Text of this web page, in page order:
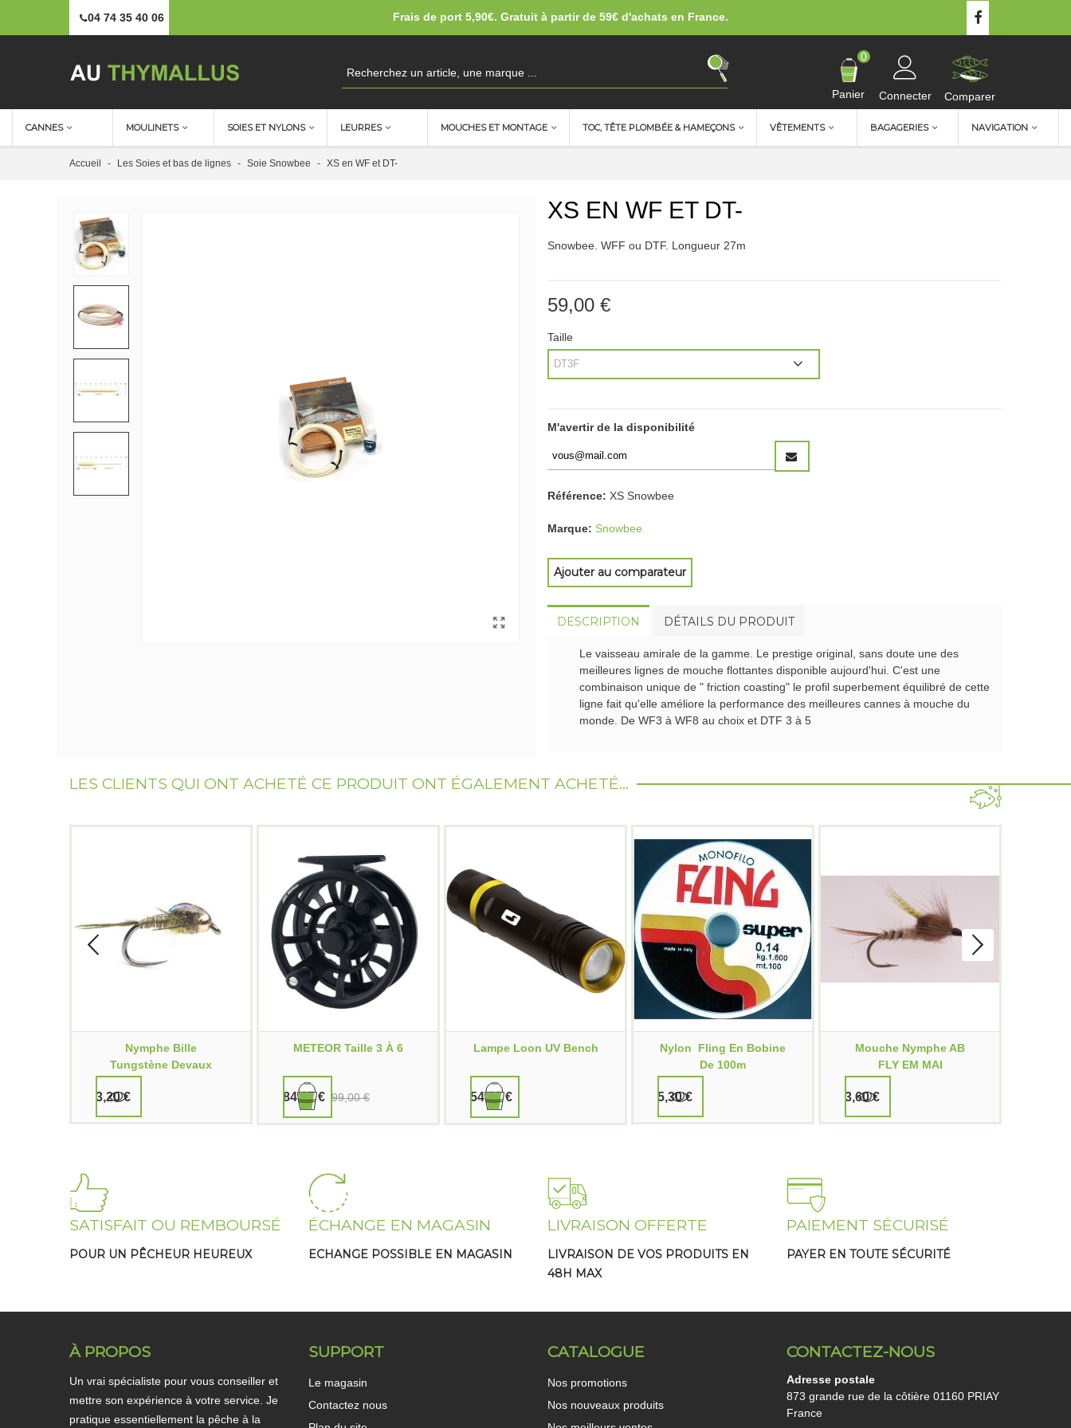
04 74 35 40 06 Frais de port 5,90€. Gratuit à partir de 59€ d'achats en France.
Panier
0
Connecter Comparer
CANNES MOULINETS SOIES ET NYLONS LEURRES MOUCHES ET MONTAGE TOC, TÊTE PLOMBÉE & HAMEÇONS VÊTEMENTS BAGAGERIES NAVIGATION
Accueil - Les Soies et bas de lignes - Soie Snowbee - XS en WF et DT-
XS EN WF ET DT-
Snowbee. WFF ou DTF. Longueur 27m
59,00 €
Taille
M'avertir de la disponibilité
Référence: XS Snowbee
Marque: Snowbee
Ajouter au comparateur
DESCRIPTION DÉTAILS DU PRODUIT
Le vaisseau amirale de la gamme. Le prestige original, sans doute une des
meilleures lignes de mouche flottantes disponible aujourd'hui. C'est une
combinaison unique de " friction coasting" le profil superbement équilibré de cette
ligne fait qu'elle améliore la performance des meilleures cannes à mouche du
monde. De WF3 à WF8 au choix et DTF 3 à 5
LES CLIENTS QUI ONT ACHETÉ CE PRODUIT ONT ÉGALEMENT ACHETÉ...
Nymphe Bille
Tungstène Devaux
JBNT 54
3,20 €
METEOR Taille 3 À 6
84,15 € 99,00 €
Lampe Loon UV Bench
54,90 €
Nylon Fling En Bobine
De 100m
5,30 €
Mouche Nymphe AB
FLY EM MAI
3,60 €
SATISFAIT OU REMBOURSÉ
POUR UN PÊCHEUR HEUREUX
ÉCHANGE EN MAGASIN
ECHANGE POSSIBLE EN MAGASIN
LIVRAISON OFFERTE
LIVRAISON DE VOS PRODUITS EN
48H MAX
PAIEMENT SÉCURISÉ
PAYER EN TOUTE SÉCURITÉ
À PROPOS
Un vrai spécialiste pour vous conseiller et
mettre son expérience à votre service. Je
pratique essentiellement la pêche à la
CONTACTEZ-NOUS
Adresse postale
873 grande rue de la côtière 01160 PRIAY
France
SUPPORT
Le magasin
Contactez nous
CATALOGUE
Nos promotions
Nos nouveaux produits